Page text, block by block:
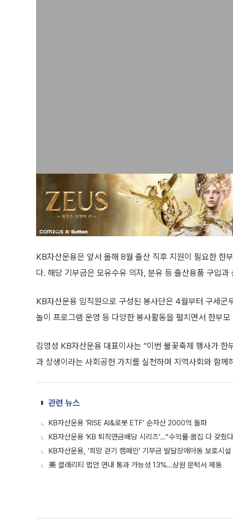
KB자산운용은 앞서 올해 8월 출산 직후 지원이 필요한 한
다. 해당 기부금은 모유수유 의자, 분유 등 출산용품 구입
KB자산운용 임직원으로 구성된 봉사단은 4월부터 구세군
놀이 프로그램 운영 등 다양한 봉사활동을 펼치면서 한부
김영성 KB자산운용 대표이사는 “이번 불꽃축제 행사가
과 상생이라는 사회공헌 가치를 실천하며 지역사회와 함께
관련 뉴스
KB자산운용 ‘RISE AI&로봇 ETF’ 순자산 2000억 돌파
KB자산운용 ‘KB 퇴직연금배당 시리즈’…“수익률·몸집 다 갖췄
KB자산운용, ‘희망 걷기 캠페인’ 기부금 발달장애아동 보호시
美 클래리티 법안 연내 통과 가능성 13%…상원 문턱서 제동